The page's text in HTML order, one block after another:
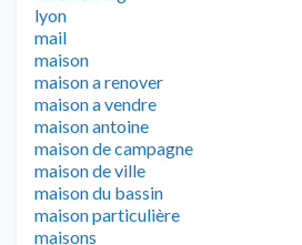
lyon
mail
maison
maison a renover
maison a vendre
maison antoine
maison de campagne
maison de ville
maison du bassin
maison particulière
maisons